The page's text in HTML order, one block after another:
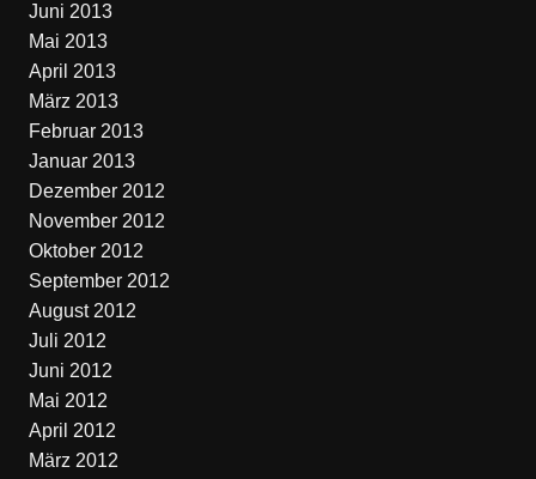
Juni 2013
Mai 2013
April 2013
März 2013
Februar 2013
Januar 2013
Dezember 2012
November 2012
Oktober 2012
September 2012
August 2012
Juli 2012
Juni 2012
Mai 2012
April 2012
März 2012